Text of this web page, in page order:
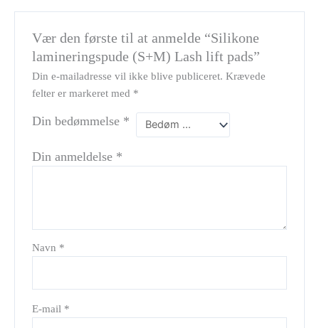
Vær den første til at anmelde “Silikone
lamineringspude (S+M) Lash lift pads”
Din e-mailadresse vil ikke blive publiceret. Krævede
felter er markeret med *
Din bedømmelse *
Din anmeldelse *
Navn *
E-mail *